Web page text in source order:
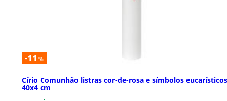
-11 %
Círio Comunhão listras cor-de-rosa e símbolos eucarísticos
40x4 cm